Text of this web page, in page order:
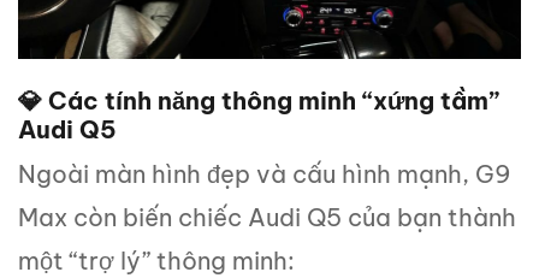
💎 Các tính năng thông minh “xứng tầm”
Audi Q5
Ngoài màn hình đẹp và cấu hình mạnh, G9
Max còn biến chiếc Audi Q5 của bạn thành
một “trợ lý” thông minh: